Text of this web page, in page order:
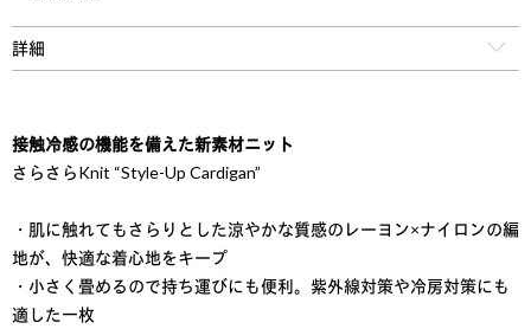
詳細
接触冷感の機能を備えた新素材ニット
さらさらKnit “Style-Up Cardigan”
・肌に触れてもさらりとした涼やかな質感のレーヨン×ナイロンの編
地が、快適な着心地をキープ
・小さく畳めるので持ち運びにも便利。紫外線対策や冷房対策にも
適した一枚